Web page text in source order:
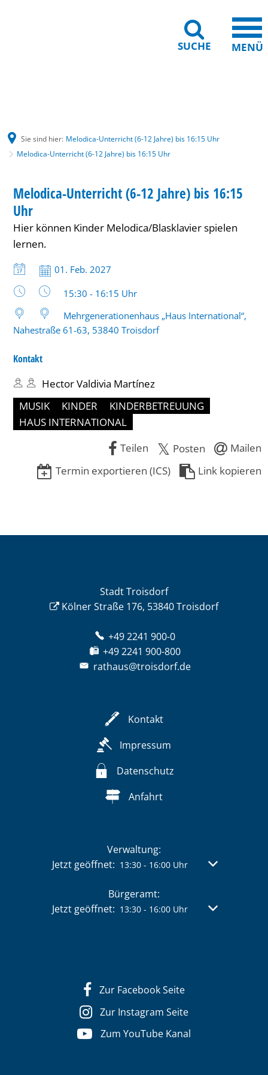
SUCHE MENÜ
Sie sind hier: Melodica-Unterricht (6-12 Jahre) bis 16:15 Uhr
Melodica-Unterricht (6-12 Jahre) bis 16:15 Uhr
Unterricht
(6-
Jahre)
bis
16:15
Uhr
KATEGORIE: KINDER
Melodica-Unterricht (6-12 Jahre) bis 16:15
Uhr
Hier können Kinder Melodica/Blasklavier spielen
lernen.
Datum:
01. Feb. 2027
Uhrzeit:
15:30 - 16:15 Uhr
Mehrgenerationenhaus „Haus International“,
Nahestraße 61-63, 53840 Troisdorf
Kontakt
Hector Valdivia Martínez
MUSIK
KINDER
KINDERBETREUUNG
HAUS INTERNATIONAL
Teilen
Posten
Mailen
Termin exportieren (ICS)
Link kopieren
Stadt Troisdorf
Kölner Straße 176, 53840 Troisdorf
+49 2241 900-0
+49 2241 900-800
rathaus@troisdorf.de
Kontakt
Impressum
Datenschutz
Anfahrt
Verwaltung:
Klicken, um weitere Öffnungs- oder
Jetzt geöffnet: 13:30- 16:00Uhr Von 13:30
Bürgeramt:
Klicken, um weitere Öffnungs- oder
Jetzt geöffnet: 13:30- 16:00Uhr Von 13:30
Zur Facebook Seite
Zur Instagram Seite
Zum YouTube Kanal